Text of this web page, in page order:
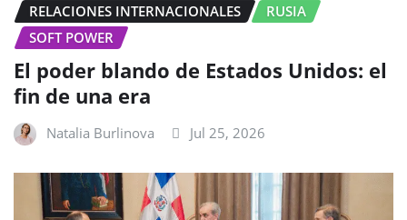
RELACIONES INTERNACIONALES
RUSIA
SOFT POWER
El poder blando de Estados Unidos: el
fin de una era
Natalia Burlinova Jul 25, 2026